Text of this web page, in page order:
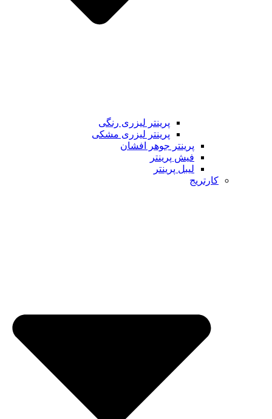
پرینتر لیزری رنگی
پرینتر لیزری مشکی
پرینتر جوهر افشان
فیش پرینتر
لیبل پرینتر
کارتریج